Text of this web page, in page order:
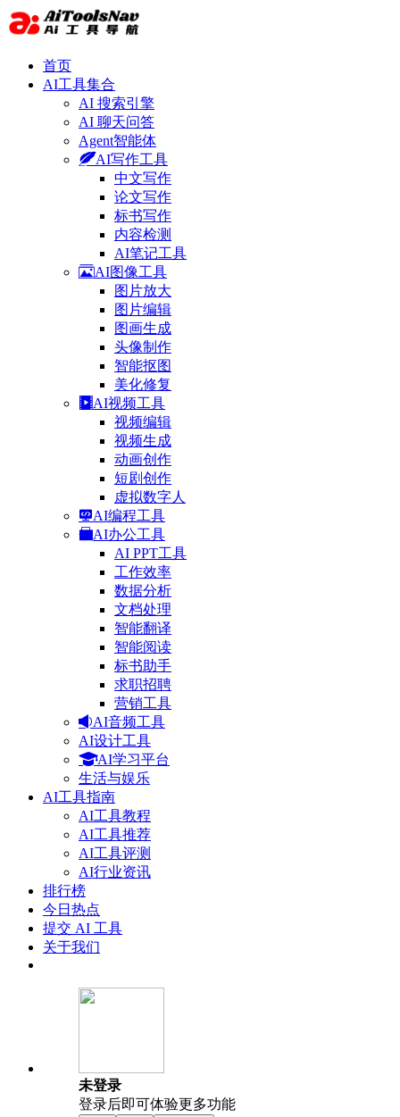
首页
AI工具集合
AI 搜索引擎
AI 聊天问答
Agent智能体
AI写作工具
中文写作
论文写作
标书写作
内容检测
AI笔记工具
AI图像工具
图片放大
图片编辑
图画生成
头像制作
智能抠图
美化修复
AI视频工具
视频编辑
视频生成
动画创作
短剧创作
虚拟数字人
AI编程工具
AI办公工具
AI PPT工具
工作效率
数据分析
文档处理
智能翻译
智能阅读
标书助手
求职招聘
营销工具
AI音频工具
AI设计工具
AI学习平台
生活与娱乐
AI工具指南
AI工具教程
AI工具推荐
AI工具评测
AI行业资讯
排行榜
今日热点
提交 AI 工具
关于我们
未登录
登录后即可体验更多功能